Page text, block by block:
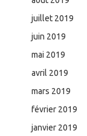
juillet 2019
juin 2019
mai 2019
avril 2019
mars 2019
février 2019
janvier 2019